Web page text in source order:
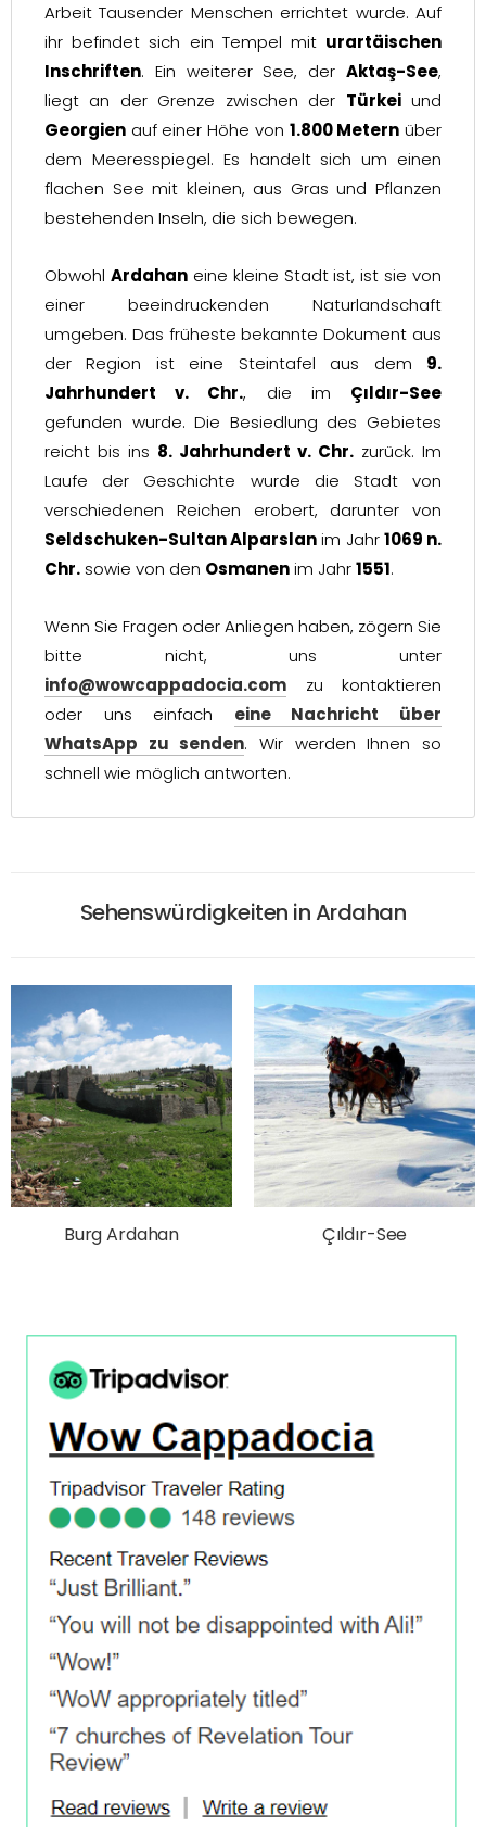
Arbeit Tausender Menschen errichtet wurde. Auf
ihr befindet sich ein Tempel mit urartäischen
Inschriften. Ein weiterer See, der Aktaş-See,
liegt an der Grenze zwischen der Türkeiund
Georgien auf einer Höhe von 1.800 Metern über
dem Meeresspiegel. Es handelt sich um einen
flachen See mit kleinen, aus Gras und Pflanzen
bestehenden Inseln, die sich bewegen.
Obwohl Ardahaneine kleine Stadt ist, ist sie von
einer beeindruckenden Naturlandschaft
umgeben. Das früheste bekannte Dokument aus
der Region ist eine Steintafel aus dem 9.
Jahrhundert v. Chr., die im Çıldır-See
gefunden wurde. Die Besiedlung des Gebietes
reicht bis ins 8. Jahrhundert v. Chr. zurück. Im
Laufe der Geschichte wurde die Stadt von
verschiedenen Reichen erobert, darunter von
Seldschuken-Sultan Alparslanim Jahr1069 n.
Chr. sowie von den Osmanenim Jahr1551.
Wenn Sie Fragen oder Anliegen haben, zögern Sie
bitte nicht, uns unter
info@wowcappadocia.com zu kontaktieren
oder uns einfach eine Nachricht über
WhatsApp zu senden. Wir werden Ihnen so
schnell wie möglich antworten.
Sehenswürdigkeiten in Ardahan
Burg Ardahan Çıldır-See